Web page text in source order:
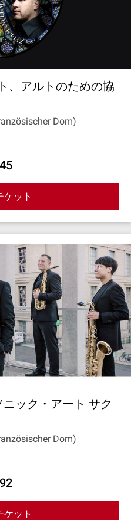
、アルトのための協
Dom)
ケット
ック・アート サク
Dom)
ケット